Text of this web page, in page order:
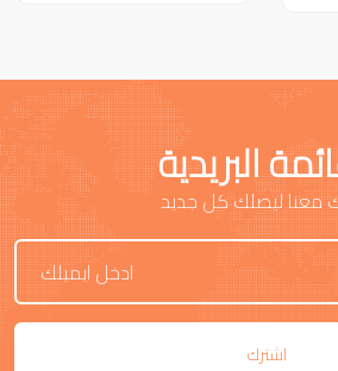
البريدية
معنا ليصلك كل جديد
اشترك